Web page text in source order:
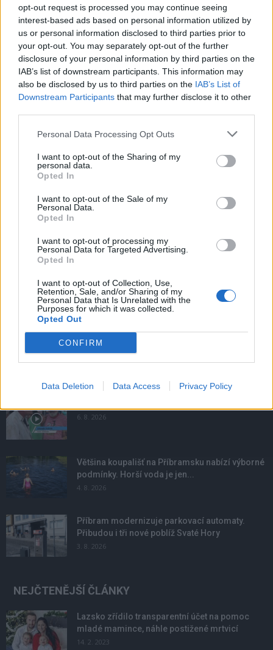
opt-out request is processed you may continue seeing
interest-based ads based on personal information utilized by
us or personal information disclosed to third parties prior to
your opt-out. You may separately opt-out of the further
disclosure of your personal information by third parties on the
IAB’s list of downstream participants. This information may
also be disclosed by us to third parties on the IAB’s List of
Downstream Participants that may further disclose it to other
Personal Data Processing Opt Outs
I want to opt-out of the Sharing of my
personal data.
Opted In
I want to opt-out of the Sale of my
Personal Data.
Opted In
I want to opt-out of processing my
Personal Data for Targeted Advertising.
Opted In
I want to opt-out of Collection, Use,
Retention, Sale, and/or Sharing of my
Personal Data that Is Unrelated with the
Purposes for which it was collected.
Opted Out
CONFIRM
Data Deletion Data Access Privacy Policy
Dobříšsko
Festival hudby na zámku Dobříš sází na
jedinečnou atmosféru. Klasiku propojí
s dalšími žánry i rodinným programem
Kultura
Fesťáczek Presents poprvé míří do
Lesního divadla Skalka. Nabídne hudbu,
divadlo i tvořivé dílny
6. 8. 2026
Většina koupališť na Příbramsku nabízí výborné
podmínky. Horší voda je jen...
4. 8. 2026
Příbram modernizuje parkovací automaty.
Přibudou i tři nové poblíž Svaté Hory
3. 8. 2026
NEJČTENĚJŠÍ ČLÁNKY
Lazsko zřídilo transparentní účet na pomoc
mladé mamince, náhle postižené mrtvicí
14. 2. 2023